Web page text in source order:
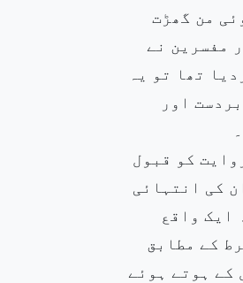
من گھڑت
مفسرین نے
تھا تو یہ
اور
کو قبول
کی انتہائی
ایک واقع
کے مطابق
کے ہوتے ہوئے